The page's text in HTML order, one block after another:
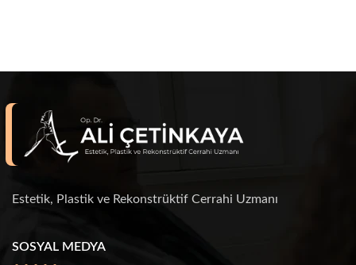
Estetik, Plastik ve Rekonstrüktif Cerrahi Uzmanı
SOSYAL MEDYA